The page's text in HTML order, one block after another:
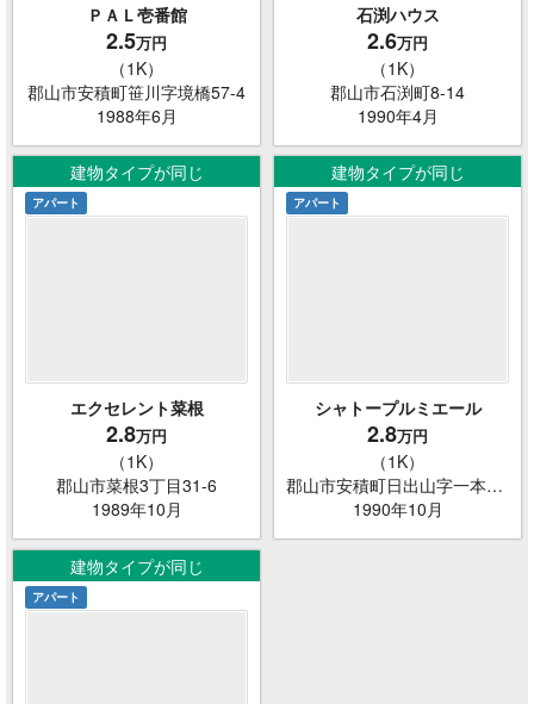
ＰＡＬ壱番館
2.5万円
（1K）
郡山市安積町笹川字境橋57-4
1988年6月
石渕ハウス
2.6万円
（1K）
郡山市石渕町8-14
1990年4月
建物タイプが同じ
アパート
エクセレント菜根
2.8万円
（1K）
郡山市菜根3丁目31-6
1989年10月
建物タイプが同じ
アパート
シャトープルミエール
2.8万円
（1K）
郡山市安積町日出山字一本松138-2
1990年10月
建物タイプが同じ
アパート